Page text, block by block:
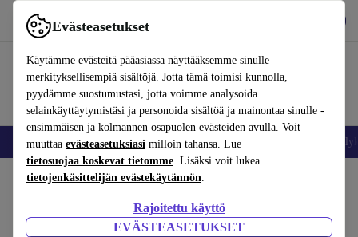
Evästeasetukset
Käytämme evästeitä pääasiassa näyttääksemme sinulle
merkityksellisempiä sisältöjä. Jotta tämä toimisi kunnolla,
pyydämme suostumustasi, jotta voimme analysoida
selainkäyttäytymistäsi ja personoida sisältöä ja mainontaa sinulle -
ensimmäisen ja kolmannen osapuolen evästeiden avulla. Voit
muuttaa evästeasetuksiasi milloin tahansa. Lue
tietosuojaa koskevat tietomme. Lisäksi voit lukea
tietojenkäsittelijän evästekäytännön.
Rajoitettu käyttö
EVÄSTEASETUKSET
Käytä refurbed-palvelua nopeasti ja helposti
Matkapuhelimet ja älypuhelimet Kannettavat tietokoneet
Vaiheet 1/4